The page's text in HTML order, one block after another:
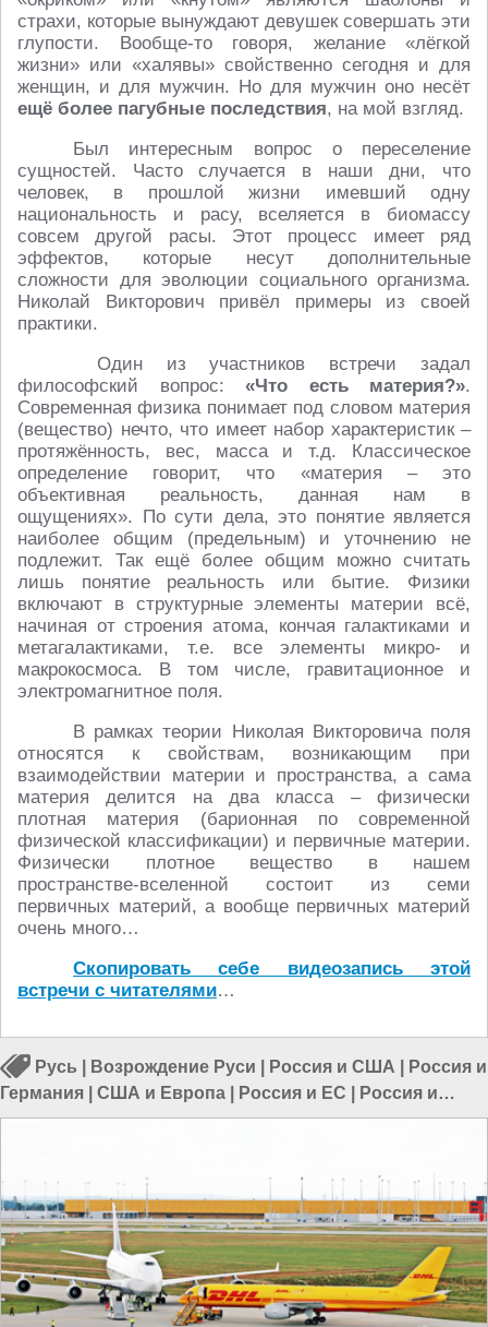
страхи, которые вынуждают девушек совершать эти
глупости. Вообще-то говоря, желание «лёгкой
жизни» или «халявы» свойственно сегодня и для
женщин, и для мужчин. Но для мужчин оно несёт
ещё более пагубные последствия, на мой взгляд.
Был интересным вопрос о переселение
сущностей. Часто случается в наши дни, что
человек, в прошлой жизни имевший одну
национальность и расу, вселяется в биомассу
совсем другой расы. Этот процесс имеет ряд
эффектов, которые несут дополнительные
сложности для эволюции социального организма.
Николай Викторович привёл примеры из своей
практики.
Один из участников встречи задал
философский вопрос: «Что есть материя?».
Современная физика понимает под словом материя
(вещество) нечто, что имеет набор характеристик –
протяжённость, вес, масса и т.д. Классическое
определение говорит, что «материя – это
объективная реальность, данная нам в
ощущениях». По сути дела, это понятие является
наиболее общим (предельным) и уточнению не
подлежит. Так ещё более общим можно считать
лишь понятие реальность или бытие. Физики
включают в структурные элементы материи всё,
начиная от строения атома, кончая галактиками и
метагалактиками, т.е. все элементы микро- и
макрокосмоса. В том числе, гравитационное и
электромагнитное поля.
В рамках теории Николая Викторовича поля
относятся к свойствам, возникающим при
взаимодействии материи и пространства, а сама
материя делится на два класса – физически
плотная материя (барионная по современной
физической классификации) и первичные материи.
Физически плотное вещество в нашем
пространстве-вселенной состоит из семи
первичных материй, а вообще первичных материй
очень много…
Скопировать себе видеозапись этой
встречи с читателями…
Русь Возрождение Руси Россия и США
Россия и
Германия
США и Европа Россия и ЕС
Россия и
Европа